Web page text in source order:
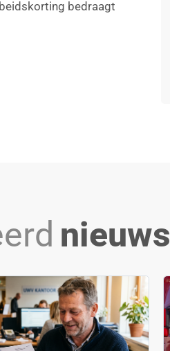
bedraagt
nieuws